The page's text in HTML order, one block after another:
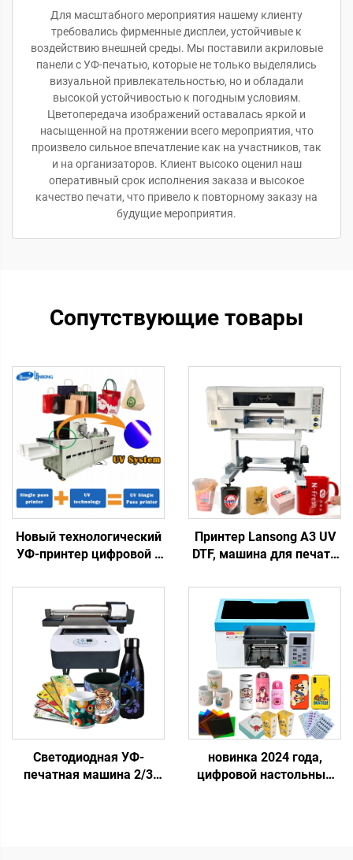
Для масштабного мероприятия нашему клиенту
требовались фирменные дисплеи, устойчивые к
воздействию внешней среды. Мы поставили акриловые
панели с УФ-печатью, которые не только выделялись
визуальной привлекательностью, но и обладали
высокой устойчивостью к погодным условиям.
Цветопередача изображений оставалась яркой и
насыщенной на протяжении всего мероприятия, что
произвело сильное впечатление как на участников, так
и на организаторов. Клиент высоко оценил наш
оперативный срок исполнения заказа и высокое
качество печати, что привело к повторному заказу на
будущие мероприятия.
Сопутствующие товары
Новый технологический
УФ-принтер цифровой с
пластиковый пакет,
подарочный пакет,
пластиковая коробка,
художествическая
бумага, брошюра,
журнал, однопроходная
печать
Принтер Lansong A3 UV
DTF, машина для печати
см, принтер
кристаллических
этикеток, все в одном,
рулон-в-рулон, с
ламинатором
Светодиодная УФ-
печатная машина 2/3
новинка 2024 года,
цифровой настольный